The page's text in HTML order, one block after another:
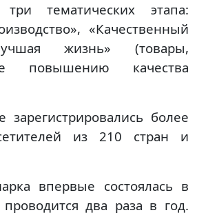
тематических этапа:
«Качественный
жизнь» (товары,
повышению качества
зарегистрировались более
из 210 стран и
впервые состоялась в
два раза в год.